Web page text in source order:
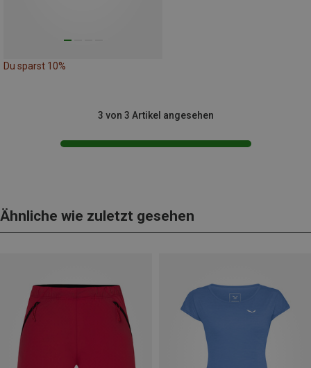
Du sparst 10%
3 von 3 Artikel angesehen
Ähnliche wie zuletzt gesehen